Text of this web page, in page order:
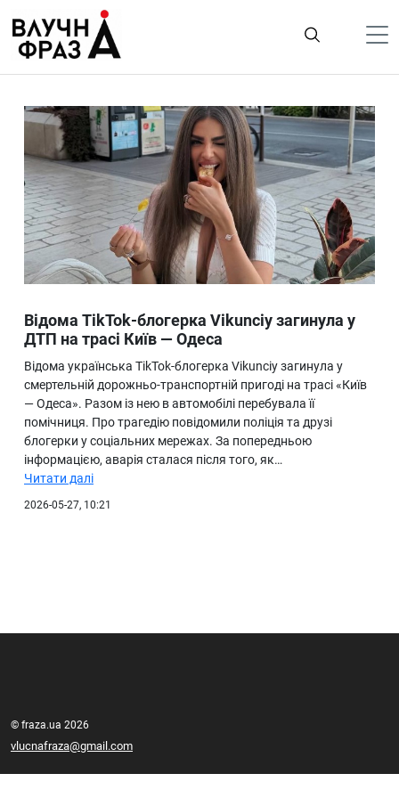
содержимому
Гроші
Життя
Лайфстайл
ТехноНаука
Людина
Ukraine
Про нас
Відома TikTok-блогерка Vikunciy загинула у
ДТП на трасі Київ — Одеса
Відома українська TikTok-блогерка Vikunciy загинула у
смертельній дорожньо-транспортній пригоді на трасі «Київ
— Одеса». Разом із нею в автомобілі перебувала її
помічниця. Про трагедію повідомили поліція та друзі
блогерки у соціальних мережах. За попередньою
інформацією, аварія сталася після того, як…
Читати далі
2026-05-27, 10:21
© fraza.ua 2026
vlucnafraza@gmail.com